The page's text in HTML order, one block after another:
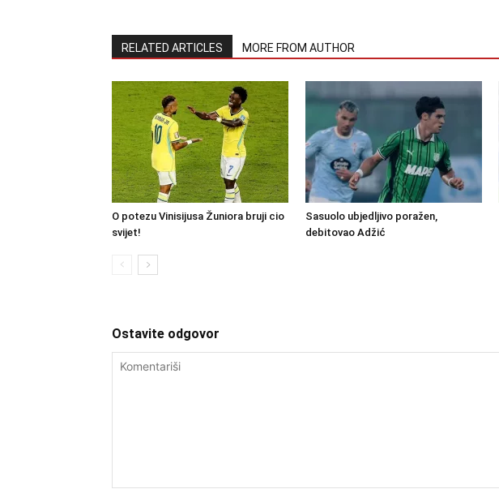
RELATED ARTICLES MORE FROM AUTHOR
O potezu Vinisijusa Žuniora bruji cio
svijet!
Sasuolo ubjedljivo poražen,
debitovao Adžić
Ostavite odgovor